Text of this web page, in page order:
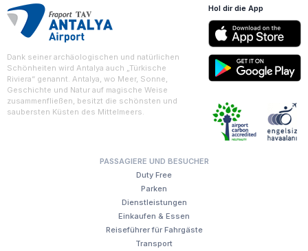
Dank seiner archäologischen und natürlichen
Schönheiten wird Antalya auch „Türkische
Riviera“ genannt. Antalya, wo Meer, Sonne,
Geschichte und Natur auf magische Weise
zusammenfließen, besitzt die schönsten und
saubersten Küsten des Mittelmeers.
PASSAGIERE UND BESUCHER
Duty Free
Parken
Dienstleistungen
Einkaufen & Essen
Reiseführer für Fahrgäste
Transport
Hol dir die App